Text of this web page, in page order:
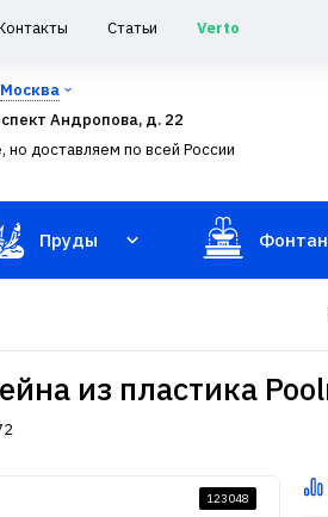
Статьи Verto
Москва
Андропова, д. 22
доставляем по всей России
Пруды
из пластика
123048